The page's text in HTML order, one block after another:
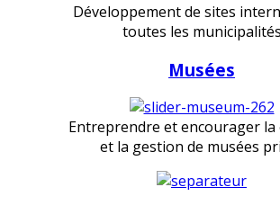
Développement de sites
toutes les municipalités
Musées
Entreprendre et encourager la
et la gestion de musées